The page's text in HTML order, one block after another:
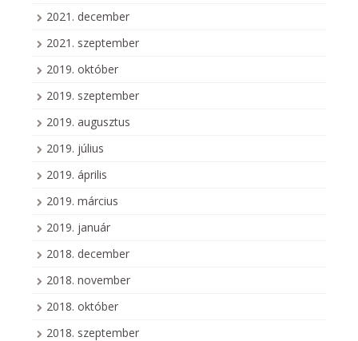
2021. december
2021. szeptember
2019. október
2019. szeptember
2019. augusztus
2019. július
2019. április
2019. március
2019. január
2018. december
2018. november
2018. október
2018. szeptember